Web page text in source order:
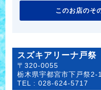
このお店のそ
スズキアリーナ戸祭
〒320-0055
栃木県宇都宮市下戸祭
TEL :028-624-5717